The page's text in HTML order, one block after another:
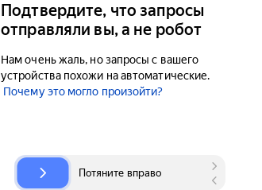
Подтвердите, что запросы
отправляли вы, а не робот
Нам очень жаль, но запросы с вашего
устройства похожи на автоматические.
Почему это могло произойти?